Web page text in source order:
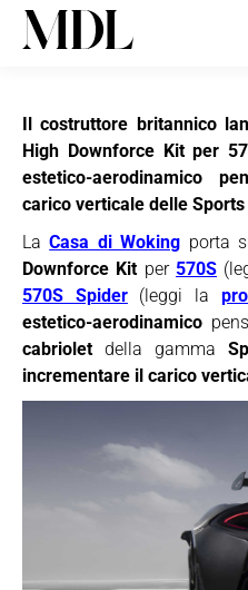
Il costruttore britannico
High Downforce Kit per
estetico-aerodinamico
carico verticale delle
LaCasa di Woking porta
Downforce Kitper570S
570S Spider(leggi la
estetico-aerodinamico
cabrioletdella gamma
incrementare il carico